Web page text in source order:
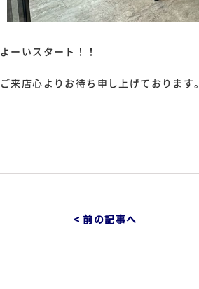
よーいスタート！！
ご来店心よりお待ち申し上げております。
< 前の記事へ